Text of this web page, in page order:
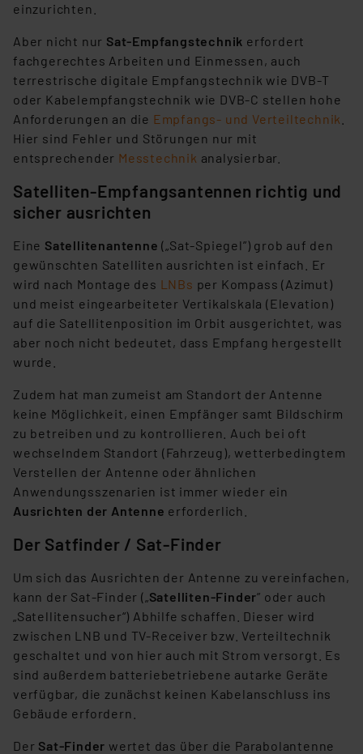
einzurichten.
Aber nicht nur Sat-Empfangstechnik erfordert
fachgerechtes Arbeiten und Einmessen, auch
terrestrische digitale Empfangstechnik wie DVB-T
oder Kabelempfangstechnik wie DVB-C stellen hohe
Anforderungen an die Empfangs- und Verteiltechnik
Hier sind Fehler und Störungen nur mit
entsprechender Messtechnik analysierbar.
Satelliten-Empfangsantennen richtig und
sicher ausrichten
Eine Satellitenantenne („Sat-Spiegel”) grob auf den
gewünschten Satelliten ausrichten ist einfach. Er
wird nach Montage des LNBs per Kompass (Azimut)
und meist eingearbeiteter Vertikalskala (Elevation)
auf die Satellitenposition im Orbit ausgerichtet, was
aber noch nicht bedeutet, dass Empfang hergestellt
wurde.
Zudem hat man zumeist am Standort der Antenne
keine Möglichkeit, einen Empfänger samt Bildschirm
zu betreiben und zu kontrollieren. Auch bei oft
wechselndem Standort (Fahrzeug), wetterbedingtem
Verstellen der Antenne oder ähnlichen
Anwendungsszenarien ist immer wieder ein
Ausrichten der Antenne erforderlich.
Der Satfinder / Sat-Finder
Um sich das Ausrichten der Antenne zu vereinfachen,
kann der Sat-Finder („Satelliten-Finder” oder auch
„Satellitensucher“) Abhilfe schaffen. Dieser wird
zwischen LNB und TV-Receiver bzw. Verteiltechnik
geschaltet und von hier auch mit Strom versorgt. Es
sind außerdem batteriebetriebene autarke Geräte
verfügbar, die zunächst keinen Kabelanschluss ins
Gebäude erfordern.
Der Sat-Finder wertet das über die Parabolantenne